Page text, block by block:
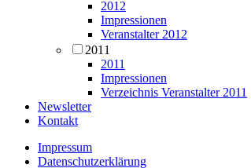
2012
Impressionen
Veranstalter 2012
2011
2011
Impressionen
Verzeichnis Veranstalter 2011
Newsletter
Kontakt
Impressum
Datenschutzerklärung